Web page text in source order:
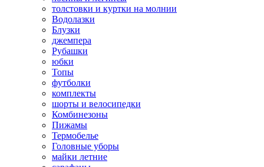
толстовки и куртки на молнии
Водолазки
Блузки
джемпера
Рубашки
юбки
Топы
футболки
комплекты
шорты и велосипедки
Комбинезоны
Пижамы
Термобелье
Головные уборы
майки летние